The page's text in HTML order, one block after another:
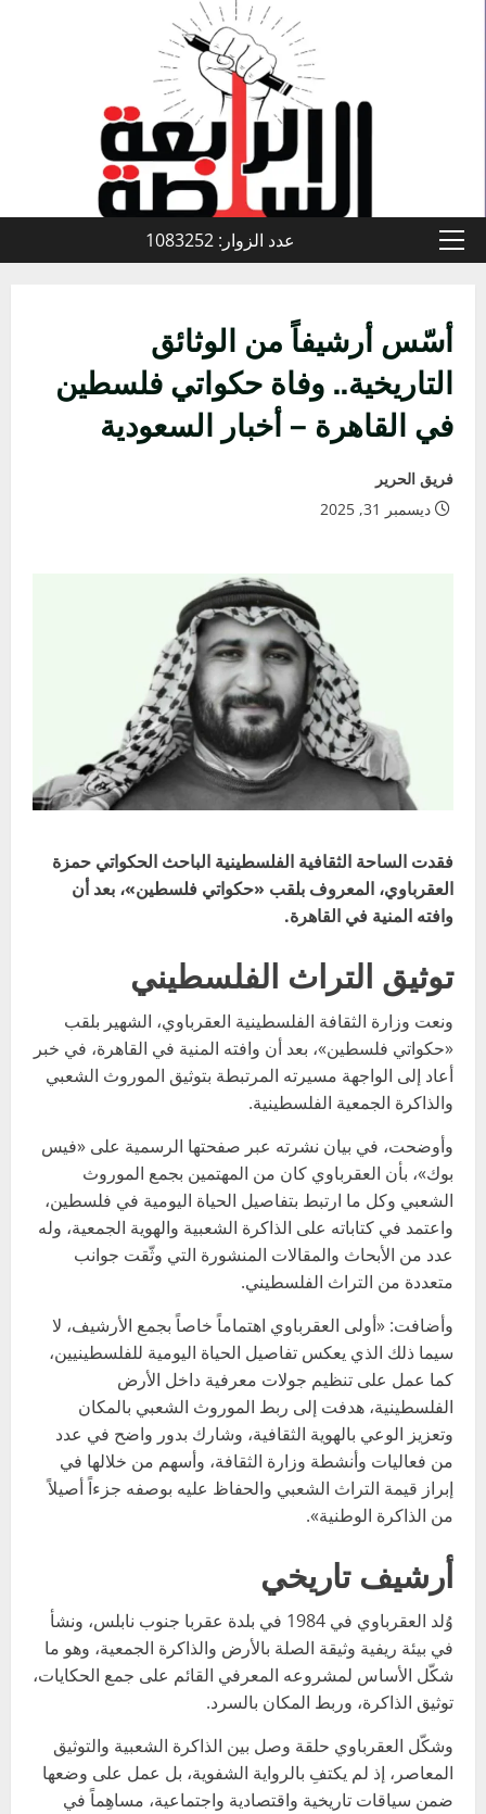
القائمة
عدد الزوار: 1083252
أسّس أرشيفاً من الوثائق
التاريخية.. وفاة حكواتي فلسطين
في القاهرة – أخبار السعودية
فريق الحرير
ديسمبر 31, 2025
فقدت الساحة الثقافية الفلسطينية الباحث الحكواتي حمزة
العقرباوي، المعروف بلقب «حكواتي فلسطين»، بعد أن
وافته المنية في القاهرة.
توثيق التراث الفلسطيني
ونعت وزارة الثقافة الفلسطينية العقرباوي، الشهير بلقب
«حكواتي فلسطين»، بعد أن وافته المنية في القاهرة، في خبر
أعاد إلى الواجهة مسيرته المرتبطة بتوثيق الموروث الشعبي
والذاكرة الجمعية الفلسطينية.
وأوضحت، في بيان نشرته عبر صفحتها الرسمية على «فيس
بوك»، بأن العقرباوي كان من المهتمين بجمع الموروث
الشعبي وكل ما ارتبط بتفاصيل الحياة اليومية في فلسطين،
واعتمد في كتاباته على الذاكرة الشعبية والهوية الجمعية، وله
عدد من الأبحاث والمقالات المنشورة التي وثّقت جوانب
متعددة من التراث الفلسطيني.
وأضافت: «أولى العقرباوي اهتماماً خاصاً بجمع الأرشيف، لا
سيما ذلك الذي يعكس تفاصيل الحياة اليومية للفلسطينيين،
كما عمل على تنظيم جولات معرفية داخل الأرض
الفلسطينية، هدفت إلى ربط الموروث الشعبي بالمكان
وتعزيز الوعي بالهوية الثقافية، وشارك بدور واضح في عدد
من فعاليات وأنشطة وزارة الثقافة، وأسهم من خلالها في
إبراز قيمة التراث الشعبي والحفاظ عليه بوصفه جزءاً أصيلاً
من الذاكرة الوطنية».
أرشيف تاريخي
وُلد العقرباوي في 1984 في بلدة عقربا جنوب نابلس، ونشأ
في بيئة ريفية وثيقة الصلة بالأرض والذاكرة الجمعية، وهو ما
شكّل الأساس لمشروعه المعرفي القائم على جمع الحكايات،
توثيق الذاكرة، وربط المكان بالسرد.
وشكّل العقرباوي حلقة وصل بين الذاكرة الشعبية والتوثيق
المعاصر، إذ لم يكتفِ بالرواية الشفوية، بل عمل على وضعها
ضمن سياقات تاريخية واقتصادية واجتماعية، مساهِماً في